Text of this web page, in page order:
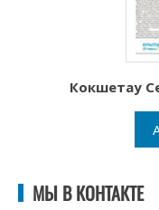
Кокшетау
МЫ В КОНТАКТЕ